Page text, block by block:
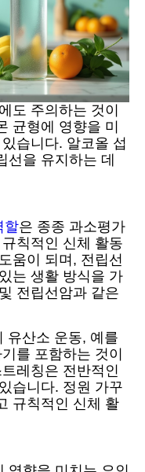
도 주의하는 것이
균형에 영향을 미
습니다. 알코올 섭
선을 유지하는 데
할은 종종 과소평가
칙적인 신체 활동
움이 되며, 전립선
는 생활 방식을 가
전립선암과 같은
유산소 운동, 예를
를 포함하는 것이
레칭은 전반적인
습니다. 정원 가꾸
규칙적인 신체 활